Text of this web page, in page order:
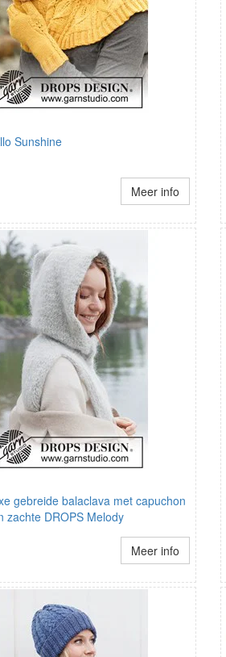
Sunshine
Meer info
gebreide balaclava met capuchon
zachte DROPS Melody
Meer info